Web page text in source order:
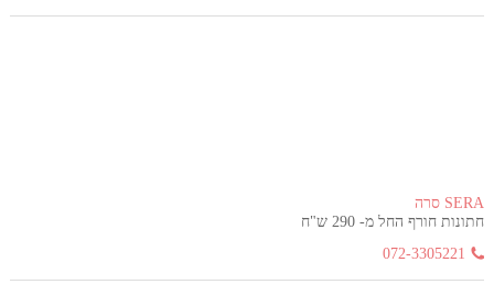
SERA סרה
חתונות חורף החל מ- 290 ש"ח
072-3305221